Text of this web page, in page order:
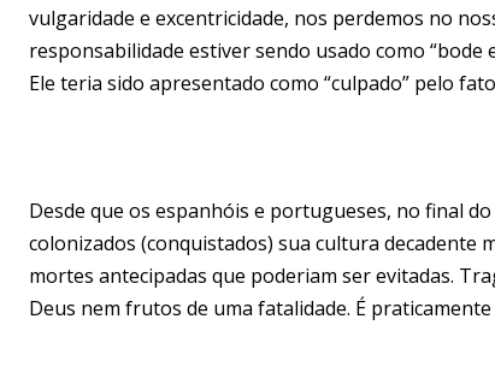
vulgaridade e excentricidade, nos perdemos no
responsabilidade estiver sendo usado como
Ele teria sido apresentado como “culpado” pelo
Desde que os espanhóis e portugueses, no final
colonizados (conquistados) sua cultura decadente
mortes antecipadas que poderiam ser evitadas.
Deus nem frutos de uma fatalidade. É